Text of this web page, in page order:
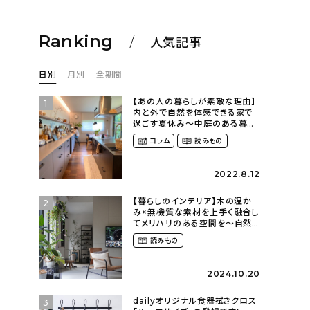
Ranking 人気記事
日別 月別 全期間
1
【あの人の暮らしが素敵な理由】
内と外で自然を体感できる家で
過ごす夏休み〜中庭のある暮ら
し（yume_2700さん）
コラム 読みもの
2022.8.12
2
【暮らしのインテリア】木の温か
み×無機質な素材を上手く融合し
てメリハリのある空間を〜自然
に囲まれて暮らす（ki_no_ieさ
ん） 読みもの
2024.10.20
3
dailyオリジナル食器拭きクロス